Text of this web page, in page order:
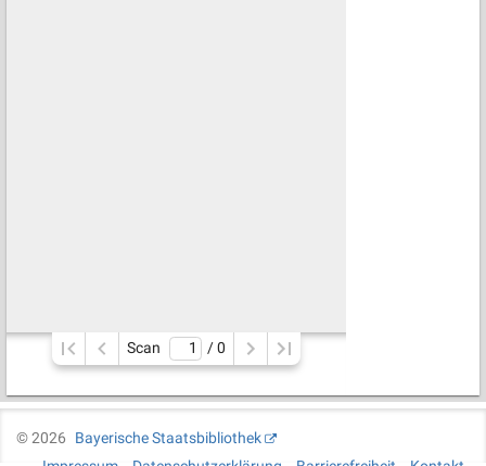
Scan / 0
©2026
Bayerische Staatsbibliothek